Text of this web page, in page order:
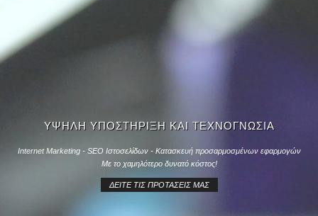
ΥΨΗΛΗ ΥΠΟΣΤΗΡΙΞΗ ΚΑΙ ΤΕΧΝΟΓΝΩΣΙΑ
Internet Marketing - SEO Ιστοσελίδων - Κατασκευή προσαρμοσμένων εφαρμογών
Με το χαμηλότερο δυνατό κόστος!
ΔΕΊΤΕ ΤΙΣ ΠΡΟΤΆΣΕΙΣ ΜΑΣ